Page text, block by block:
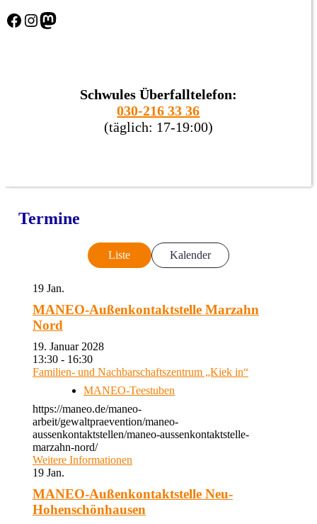
Facebook Instagram Mastodon
Schwules Überfalltelefon:
030-216 33 36
(täglich: 17-19:00)
Termine
Liste Kalender
19 Jan.
MANEO-Außenkontaktstelle Marzahn
Nord
19. Januar 2028
13:30 - 16:30
Familien- und Nachbarschaftszentrum „Kiek in“
MANEO-Teestuben
https://maneo.de/maneo-
arbeit/gewaltpraevention/maneo-
aussenkontaktstellen/maneo-aussenkontaktstelle-
marzahn-nord/
Weitere Informationen
19 Jan.
MANEO-Außenkontaktstelle Neu-
Hohenschönhausen